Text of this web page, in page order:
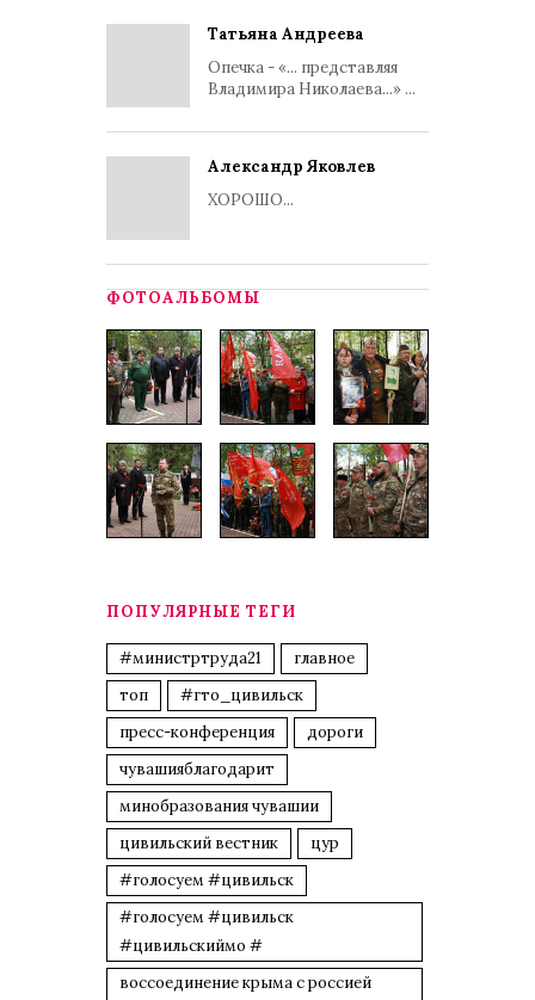
Татьяна Андреева
Опечка - «... представляя
Владимира Николаева...» ...
Александр Яковлев
ХОРОШО...
ФОТОАЛЬБОМЫ
ПОПУЛЯРНЫЕ ТЕГИ
#министртруда21
главное
топ
#гто_цивильск
пресс-конференция
дороги
чувашияблагодарит
минобразования чувашии
цивильский вестник
цур
#голосуем #цивильск
#голосуем #цивильск
#цивильскиймо #
воссоединение крыма с россией